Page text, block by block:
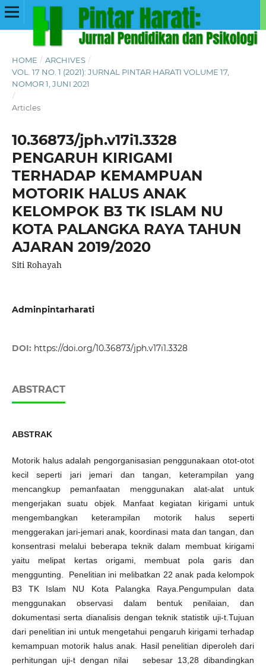
HOME / ARCHIVES /
VOL. 17 NO. 1 (2021): JURNAL PINTAR HARATI VOLUME 17,
NOMOR 1, JUNI 2021
/
Articles
10.36873/jph.v17i1.3328
PENGARUH KIRIGAMI
TERHADAP KEMAMPUAN
MOTORIK HALUS ANAK
KELOMPOK B3 TK ISLAM NU
KOTA PALANGKA RAYA TAHUN
AJARAN 2019/2020
Siti Rohayah
Adminpintarharati
DOI: https://doi.org/10.36873/jph.v17i1.3328
ABSTRACT
ABSTRAK
Motorik halus adalah pengorganisasian penggunakaan otot-otot
kecil seperti jari jemari dan tangan, keterampilan yang
mencangkup pemanfaatan menggunakan alat-alat untuk
mengerjakan suatu objek. Manfaat kegiatan kirigami untuk
mengembangkan keterampilan motorik halus seperti
menggerakan jari-jemari anak, koordinasi mata dan tangan, dan
konsentrasi melalui beberapa teknik dalam membuat kirigami
yaitu melipat kertas origami, membuat pola garis dan
menggunting. Penelitian ini melibatkan 22 anak pada kelompok
B3 TK Islam NU Kota Palangka Raya.Pengumpulan data
menggunakan observasi dalam bentuk penilaian, dan
dokumentasi serta dianalisis dengan teknik statistik uji-t.Tujuan
dari penelitian ini untuk mengetahui pengaruh kirigami terhadap
kemampuan motorik halus anak. Hasil penelitian diperoleh dari
perhitungan uji-t dengan nilai sebesar 13,28 dibandingkan